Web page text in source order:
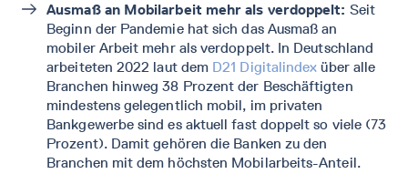
Ausmaß an Mobilarbeit mehr als verdoppelt: Seit
Beginn der Pandemie hat sich das Ausmaß an
mobiler Arbeit mehr als verdoppelt. In Deutschland
arbeiteten 2022 laut dem D21 Digitalindex über alle
Branchen hinweg 38 Prozent der Beschäftigten
mindestens gelegentlich mobil, im privaten
Bankgewerbe sind es aktuell fast doppelt so viele (73
Prozent). Damit gehören die Banken zu den
Branchen mit dem höchsten Mobilarbeits-Anteil.